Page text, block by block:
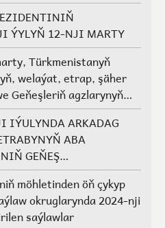
ÝYLYŇ 12-NJI MARTY
Türkmenistanyň
welaýat, etrap, şäher
Geňeşleriň agzlarynyň
ARKADAG
ABA
GEŇEŞ
möhletinden öň çykyp
okruglarynda 2024-nji
saýlawlar